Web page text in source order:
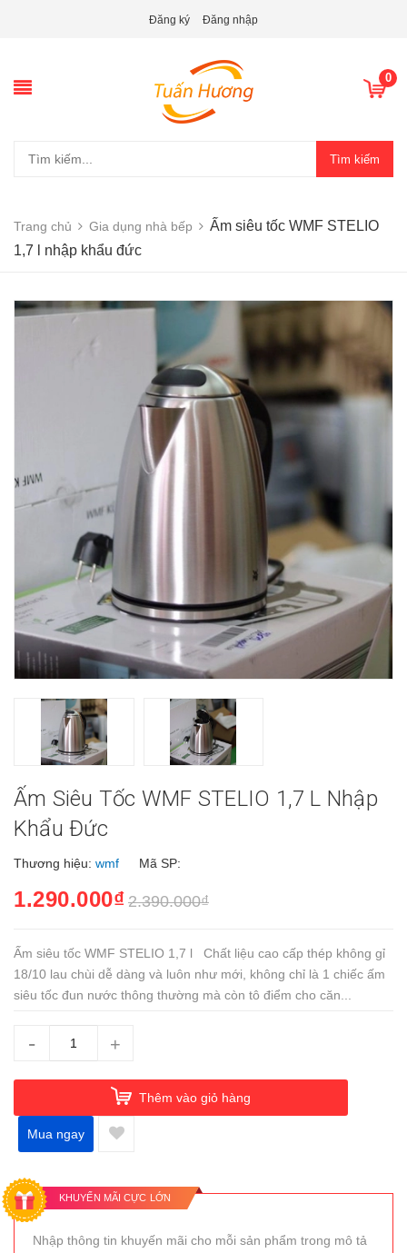
Đăng ký Đăng nhập
0
Tìm kiếm
Trang chủ Gia dụng nhà bếp
Ấm siêu tốc WMF STELIO
1,7 l nhập khẩu đức
Ấm Siêu Tốc WMF STELIO 1,7 L Nhập
Khẩu Đức
Thương hiệu: wmf Mã SP:
1.290.000₫ 2.390.000₫
Ấm siêu tốc WMF STELIO 1,7 l Chất liệu cao cấp thép không gỉ
18/10 lau chùi dễ dàng và luôn như mới, không chỉ là 1 chiếc ấm
siêu tốc đun nước thông thường mà còn tô điểm cho căn...
- +
Thêm vào giỏ hàng
Mua ngay
KHUYẾN MÃI CỰC LỚN
Nhập thông tin khuyến mãi cho mỗi sản phẩm trong mô tả